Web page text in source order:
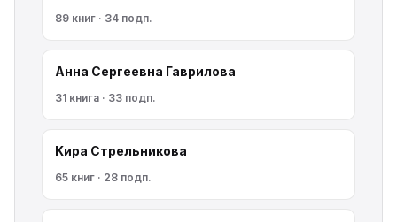
89 книг · 34 подп.
Анна Сергеевна Гаврилова
31 книга · 33 подп.
Kирa Cтрeльникoва
65 книг · 28 подп.